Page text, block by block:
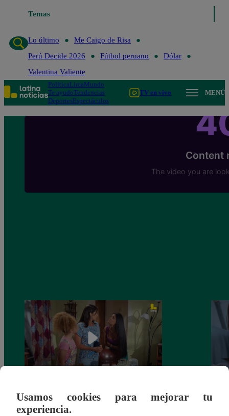
Temas
Lo último
Me Caigo de Risa
Perú Decide 2026
Fútbol peruano
Dólar
Valentina Valiente
PolíticaLimaMundo
Te ayudoTendencias
DeportesEspectáculos
TV en vivo MENÚ
Valentina Valiente capítulo 44: Kathy y
Jenny atan cabos sobre la relación entre
Usamos cookies para mejorar tu
experiencia.